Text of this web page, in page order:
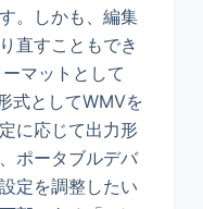
。しかも、編集
直すこともでき
マットとして
式としてWMVを
に応じて出力形
ポータブルデバ
定を調整したい